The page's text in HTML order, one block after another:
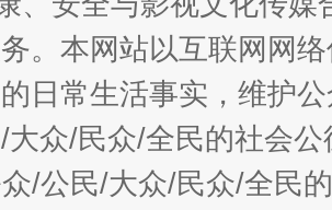
。本网站以互联网网
日常生活事实，维护
众/民众/全民的社会公
众/公民/大众/民众/全民